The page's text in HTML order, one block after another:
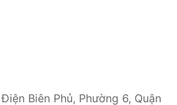
Điện Biên Phủ, Phường 6, Quận